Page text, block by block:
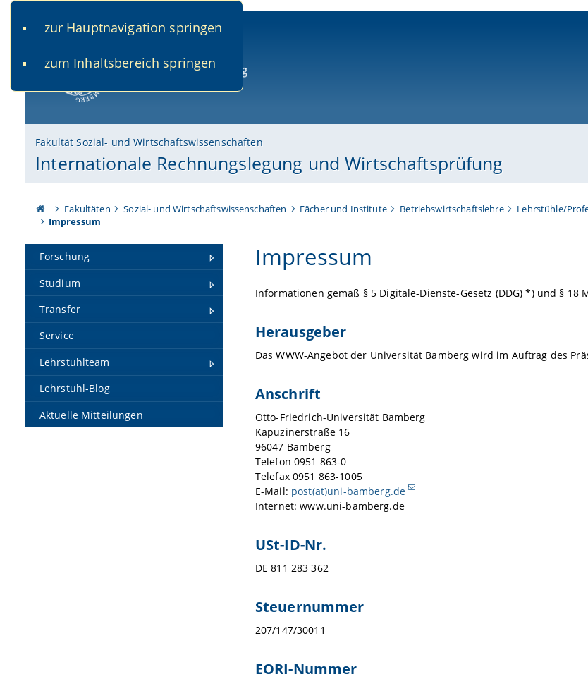
zur Hauptnavigation springen
zum Inhaltsbereich springen
Fakultät Sozial- und Wirtschaftswissenschaften
Internationale Rechnungslegung und Wirtschaftsprüfung
Fakultäten Sozial- und Wirtschaftswissenschaften Fächer und Institute Betriebswirtschaftslehre Lehrstühle/
Impressum
Forschung
Studium
Transfer
Service
Lehrstuhlteam
Lehrstuhl-Blog
Aktuelle Mitteilungen
Impressum
Informationen gemäß § 5 Digitale-Dienste-Gesetz (DDG) *) und § 18
Herausgeber
Das WWW-Angebot der Universität Bamberg wird im Auftrag des
Anschrift
Otto-Friedrich-Universität Bamberg
Kapuzinerstraße 16
96047 Bamberg
Telefon 0951 863-0
Telefax 0951 863-1005
E-Mail: post(at)uni-bamberg.de
Internet: www.uni-bamberg.de
USt-ID-Nr.
DE 811 283 362
Steuernummer
207/147/30011
EORI-Nummer